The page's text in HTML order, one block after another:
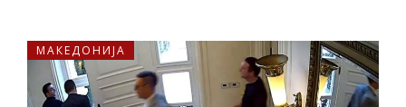
МАКЕДОНИЈА